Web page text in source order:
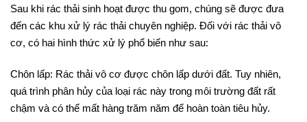
Sau khi rác thải sinh hoạt được thu gom, chúng sẽ được đưa
đến các khu xử lý rác thải chuyên nghiệp. Đối với rác thải vô
cơ, có hai hình thức xử lý phổ biến như sau:
Chôn lấp: Rác thải vô cơ được chôn lấp dưới đất. Tuy nhiên,
quá trình phân hủy của loại rác này trong môi trường đất rất
chậm và có thể mất hàng trăm năm để hoàn toàn tiêu hủy.